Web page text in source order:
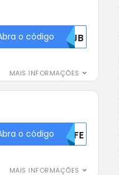
MAIS INFORMAÇÕES
o código NVJB
MAIS INFORMAÇÕES
o código U0FE